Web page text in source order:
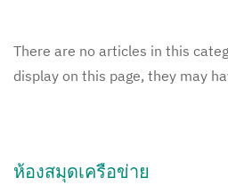
There are no articles in this
display on this page, they may
ห้องสมุดเครือข่าย